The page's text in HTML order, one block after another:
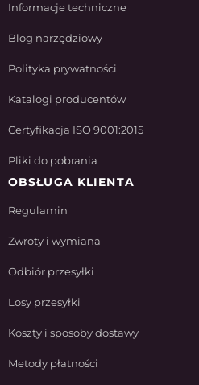
Informacje techniczne
Blog narzędziowy
Polityka prywatności
Katalogi producentów
Certyfikacja ISO 9001:2015
Pliki do pobrania
OBSŁUGA KLIENTA
Regulamin
Zwroty i wymiana
Odbiór przesyłki
Losy przesyłki
Koszty i sposoby dostawy
Metody płatności